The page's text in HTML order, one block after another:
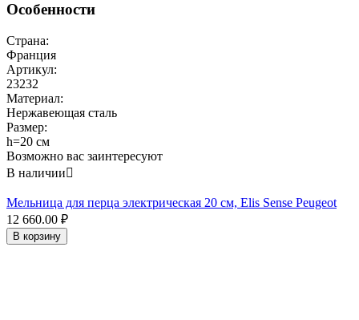
Особенности
Страна:
Франция
Артикул:
23232
Материал:
Нержавеющая сталь
Размер:
h=20 см
Возможно вас заинтересуют
В наличии
Мельница для перца электрическая 20 см, Elis Sense Peugeot
12 660.00 ₽
В корзину